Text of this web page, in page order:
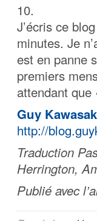
10.
J’écris ce
minutes. Je
est en panne
premiers
attendant
Guy
http://
Traduction
Herrington,
Publié avec